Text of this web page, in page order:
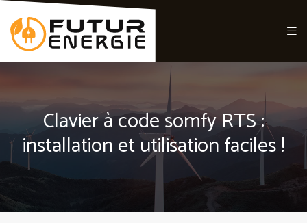
Clavier à code somfy RTS :
installation et utilisation faciles !